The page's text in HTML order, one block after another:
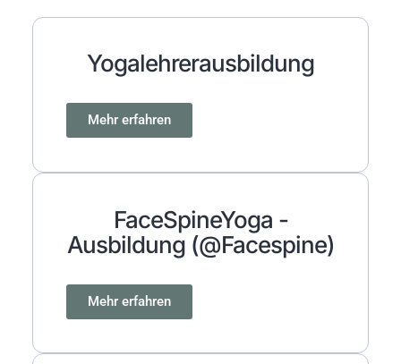
Yogalehrerausbildung
Mehr erfahren
FaceSpineYoga -
Ausbildung (@facespine)
Mehr erfahren